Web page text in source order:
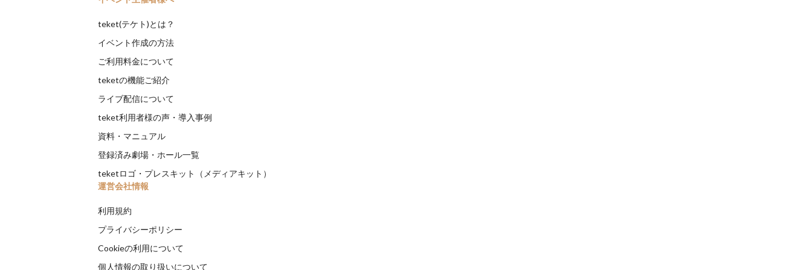
teket(テケト)とは？
イベント作成の方法
ご利用料金について
teketの機能ご紹介
ライブ配信について
teket利用者様の声・導入事例
資料・マニュアル
登録済み劇場・ホール一覧
teketロゴ・プレスキット（メディアキット）
運営会社情報
利用規約
プライバシーポリシー
Cookieの利用について
個人情報の取り扱いについて